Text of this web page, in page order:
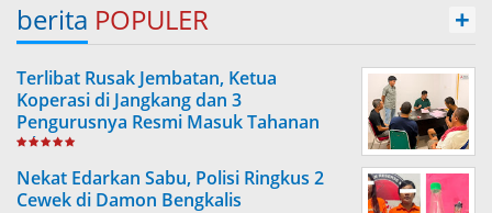
berita POPULER +
Terlibat Rusak Jembatan, Ketua
Koperasi di Jangkang dan 3
Pengurusnya Resmi Masuk Tahanan
Jaksa
Nekat Edarkan Sabu, Polisi Ringkus 2
Cewek di Damon Bengkalis